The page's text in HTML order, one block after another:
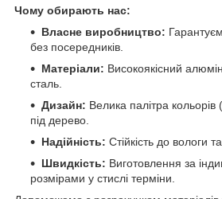
Чому обирають нас:
Власне виробництво:
без посередників.
Матеріали: Високоякісний
сталь.
Дизайн: Велика палітра кольорів
під дерево.
Надійність: Стійкість до вологи
Швидкість: Виготовлення за
розмірами у стислі терміни.